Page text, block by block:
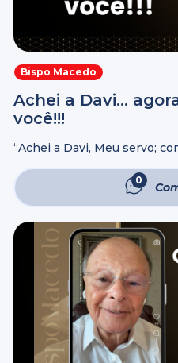
Bispo Macedo
Achei a Davi…
você!!!
“Achei a Davi, Meu servo;
fortalecerá… Ele Me chamará,
0